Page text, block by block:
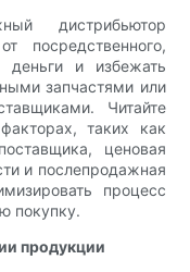
дистрибьютор
посредственного,
и избежать
запчастями или
Читайте
таких как
ценовая
и послепродажная
процесс
покупку.
продукции